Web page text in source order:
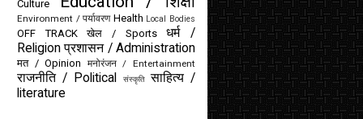
Culture
Environment / पर्यावरण Health Local Bodies
OFF TRACK खेल / Sports
धर्म /
Religion प्रशासन / Administration
मत / Opinion मनोरंजन / Entertainment
राजनीति / Political संस्कृति साहित्य /
literature